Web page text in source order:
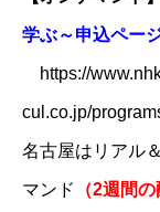
学ぶ​～申込ペー
https://
cul.co.jp/
名古屋はリアル
マンド （2週間の